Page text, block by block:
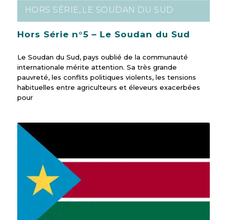
HORS SÉRIE , LE SOUDAN DU SUD
Hors Série n°5 – Le Soudan du Sud
Le Soudan du Sud, pays oublié de la communauté
internationale mérite attention. Sa très grande
pauvreté, les conflits politiques violents, les tensions
habituelles entre agriculteurs et éleveurs exacerbées
pour